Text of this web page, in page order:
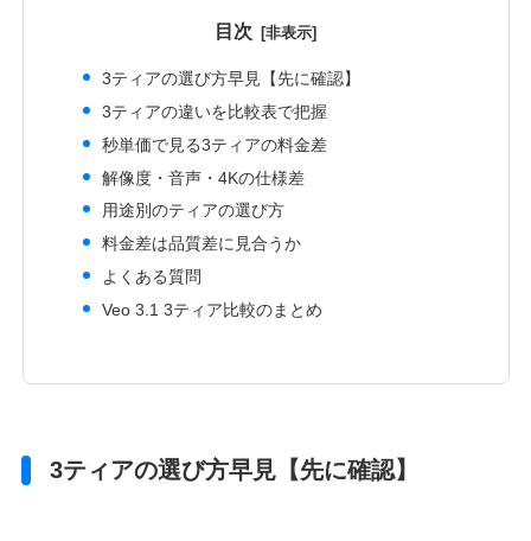
目次
3ティアの選び方早見【先に確認】
3ティアの違いを比較表で把握
秒単価で見る3ティアの料金差
解像度・音声・4Kの仕様差
用途別のティアの選び方
料金差は品質差に見合うか
よくある質問
Veo 3.1 3ティア比較のまとめ
3ティアの選び方早見【先に確認】